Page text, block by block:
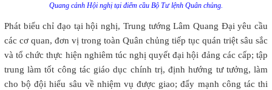
Quang cảnh Hội nghị tại điểm cầu Bộ Tư lệnh Quân chủng.
Phát biểu chỉ đạo tại hội nghị, Trung tướng Lâm Quang Đại yêu cầu
các cơ quan, đơn vị trong toàn Quân chủng tiếp tục quán triệt sâu sắc
và tổ chức thực hiện nghiêm túc nghị quyết đại hội đảng các cấp; tập
trung làm tốt công tác giáo dục chính trị, định hướng tư tưởng, làm
cho bộ đội hiểu sâu về nhiệm vụ được giao; đẩy mạnh công tác thi